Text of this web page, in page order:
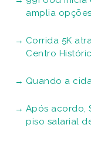
amplia
Corrida 5K
Centro
Quando a
Após acordo,
piso salarial